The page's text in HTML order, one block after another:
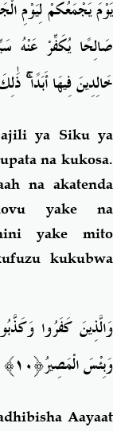
يَوْمَ يَجْمَعُكُمْ لِيَوْمِ
صَالِحًا يُكَفِّرْ عَنْهُ
خَالِدِينَ فِيهَا أَبَدًاۚ
ajili ya Siku ya
na kukosa.
na akatenda
yake na
yake mito
kukubwa
وَالَّذِينَ كَفَرُوا
وَبِئْسَ الْمَصِيرُ﴿١٠﴾
Aayaat